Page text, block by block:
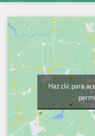
Haz clic para